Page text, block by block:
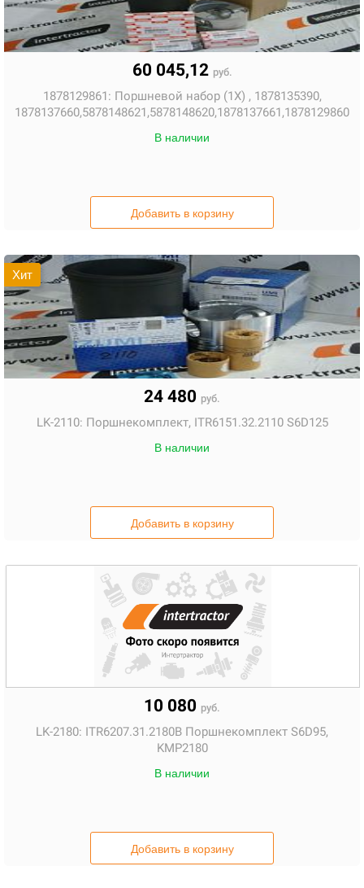
60 045,12 руб.
1878129861: Поршневой набор (1X) , 1878135390,
1878137660,5878148621,5878148620,1878137661,1878129860
В наличии
Добавить в корзину
Хит
24 480 руб.
LK-2110: Поршнекомплект, ITR6151.32.2110 S6D125
В наличии
Добавить в корзину
10 080 руб.
LK-2180: ITR6207.31.2180B Поршнекомплект S6D95,
KMP2180
В наличии
Добавить в корзину